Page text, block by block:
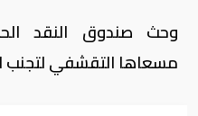
وحث صندوق النقد
مسعاها التقشفي لتجنب